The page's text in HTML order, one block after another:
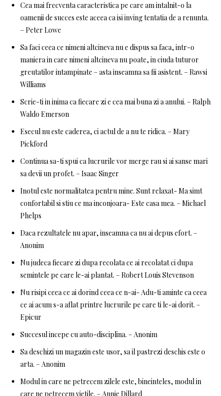
Cea mai frecventa caracteristica pe care am intalnit-o la
oamenii de succes este aceea ca isi inving tentatia de a renunta.
– Peter Lowe
Sa faci ceea ce nimeni altcineva nu e dispus sa faca, intr-o
maniera in care nimeni altcineva nu poate, in ciuda tuturor
greutatilor intampinate – asta inseamna sa fii asistent. – Rawsi
Williams
Scrie-ti in inima ca fiecare zi e cea mai buna zi a anului. – Ralph
Waldo Emerson
Esecul nu este caderea, ci actul de a nu te ridica. – Mary
Pickford
Continua sa-ti spui ca lucrurile vor merge rau si ai sanse mari
sa devii un profet. – Isaac Singer
Inotul este normalitatea pentru mine. Sunt relaxat- Ma simt
confortabil si stiu ce ma inconjoara- Este casa mea. – Michael
Phelps
Daca rezultatele nu apar, inseamna ca nu ai depus efort. –
Anonim
Nu judeca fiecare zi dupa recolata ce ai recolatat ci dupa
semintele pe care le-ai plantat. – Robert Louis Stevenson
Nu risipi ceea ce ai dorind ceea ce n-ai- Adu-ti aminte ca ceea
ce ai acum s-a aflat printre lucrurile pe care ti le-ai dorit. –
Epicur
Succesul incepe cu auto-disciplina. – Anonim
Sa deschizi un magazin este usor, sa il pastrezi deschis este o
arta. – Anonim
Modul in care ne petrecem zilele este, bineinteles, modul in
care ne petrecem vietile. – Annie Dillard